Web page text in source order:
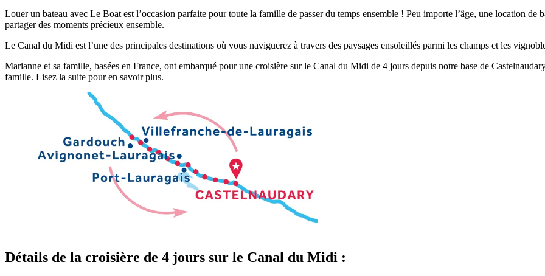
Louer un bateau avec Le Boat est l’occasion parfaite pour toute la famille de passer du temps ensemble ! Peu importe l’âge, une location
partager des moments précieux ensemble.
Le Canal du Midi est l’une des principales destinations où vous naviguerez à travers des paysages ensoleillés parmi les champs et les
Marianne et sa famille, basées en France, ont embarqué pour une croisière sur le Canal du Midi de 4 jours depuis notre base de
famille. Lisez la suite pour en savoir plus.
Détails de la croisière de 4 jours sur le Canal du Midi :